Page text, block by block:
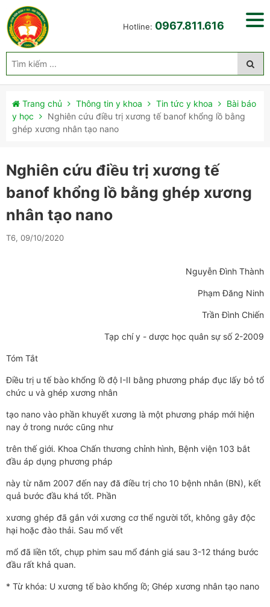
Hotline: 0967.811.616
Trang chủ Thông tin y khoa Tin tức y khoa
Bài báo
y học
Nghiên cứu điều trị xương tế banof khổng lồ bằng
ghép xương nhân tạo nano
Nghiên cứu điều trị xương tế
banof khổng lồ bằng ghép xương
nhân tạo nano
T6, 09/10/2020
Nguyễn Đình Thành
Phạm Đăng Ninh
Trần Đình Chiến
Tạp chí y - dược học quân sự số 2-2009
Tóm Tắt
Điều trị u tế bào khổng lồ độ I-II bằng phương pháp đục lấy bỏ tổ
chức u và ghép xương nhân
tạo nano vào phần khuyết xương là một phương pháp mới hiện
nay ở trong nước cũng như
trên thế giới. Khoa Chấn thương chỉnh hình, Bệnh viện 103 bắt
đầu áp dụng phương pháp
này từ năm 2007 đến nay đă điều trị cho 10 bệnh nhân (BN), kết
quả bước đầu khá tốt. Phần
xương ghép đã gắn với xương cơ thể người tốt, không gây độc
hại hoặc đào thải. Sau mổ vết
mổ đã liền tốt, chụp phim sau mổ đánh giá sau 3-12 tháng bước
đầu rất khả quan.
* Từ khóa: U xương tế bào khổng lồ; Ghép xương nhân tạo nano